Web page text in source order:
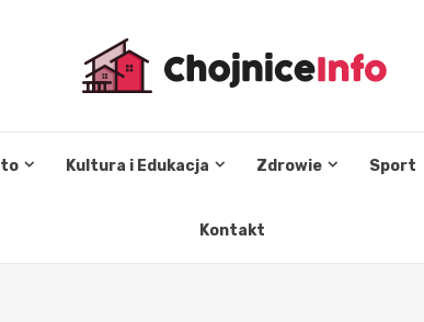
Kultura i Edukacja Zdrowie Sport
Kontakt